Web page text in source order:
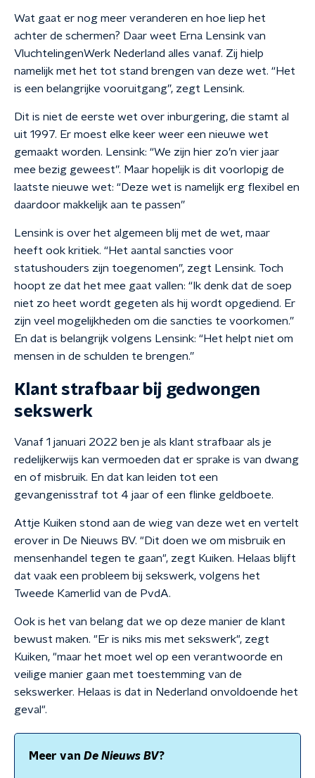
Wat gaat er nog meer veranderen en hoe liep het
achter de schermen? Daar weet Erna Lensink van
VluchtelingenWerk Nederland alles vanaf. Zij hielp
namelijk met het tot stand brengen van deze wet. “Het
is een belangrijke vooruitgang”, zegt Lensink.
Dit is niet de eerste wet over inburgering, die stamt al
uit 1997. Er moest elke keer weer een nieuwe wet
gemaakt worden. Lensink: “We zijn hier zo’n vier jaar
mee bezig geweest”. Maar hopelijk is dit voorlopig de
laatste nieuwe wet: “Deze wet is namelijk erg flexibel en
daardoor makkelijk aan te passen”
Lensink is over het algemeen blij met de wet, maar
heeft ook kritiek. “Het aantal sancties voor
statushouders zijn toegenomen”, zegt Lensink. Toch
hoopt ze dat het mee gaat vallen: “Ik denk dat de soep
niet zo heet wordt gegeten als hij wordt opgediend. Er
zijn veel mogelijkheden om die sancties te voorkomen.”
En dat is belangrijk volgens Lensink: “Het helpt niet om
mensen in de schulden te brengen.”
Klant strafbaar bij gedwongen
sekswerk
Vanaf 1 januari 2022 ben je als klant strafbaar als je
redelijkerwijs kan vermoeden dat er sprake is van dwang
en of misbruik. En dat kan leiden tot een
gevangenisstraf tot 4 jaar of een flinke geldboete.
Attje Kuiken stond aan de wieg van deze wet en vertelt
erover in De Nieuws BV. "Dit doen we om misbruik en
mensenhandel tegen te gaan", zegt Kuiken. Helaas blijft
dat vaak een probleem bij sekswerk, volgens het
Tweede Kamerlid van de PvdA.
Ook is het van belang dat we op deze manier de klant
bewust maken. "Er is niks mis met sekswerk", zegt
Kuiken, "maar het moet wel op een verantwoorde en
veilige manier gaan met toestemming van de
sekswerker. Helaas is dat in Nederland onvoldoende het
geval".
Meer van De Nieuws BV?